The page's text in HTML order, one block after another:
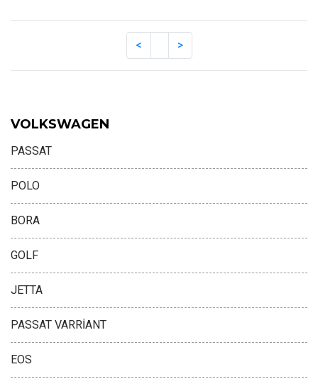
VOLKSWAGEN
PASSAT
POLO
BORA
GOLF
JETTA
PASSAT VARRİANT
EOS